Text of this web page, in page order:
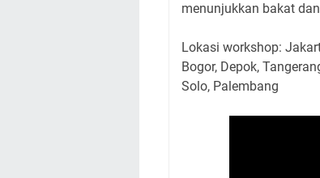
menunjukkan bakat
Lokasi workshop:
Bogor, Depok,
Solo, Palembang